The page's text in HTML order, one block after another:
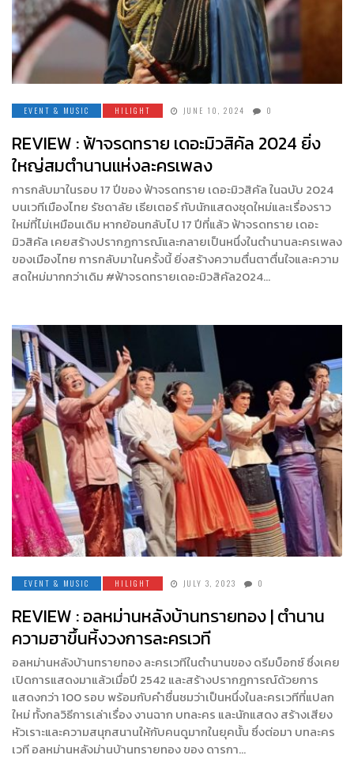
EVENT & MUSIC HILIGHT JUNE 10, 2024 0
REVIEW : ฟ้าจรดทราย เดอะมิวสิคัล 2024 ยิ่ง
ใหญ่สมตำนานแห่งละครเพลง
การกลับมาในรอบ 17 ปีของ ฟ้าจรดทราย เดอะมิวสิคัล ในฉบับ 2024
บนเวทีเมืองไทย รัชดาลัย เธียเตอร์ กับนักแสดงชุดใหม่และเรื่องราว
ใหม่ที่ไม่เหมือนเดิม หากย้อนกลับไป 17 ปีที่แล้ว ฟ้าจรดทราย เดอะ
มิวสิคัล เคยสร้างปรากฏการณ์และกลายเป็นหนึ่งในตำนานละครเพลง
ของเมืองไทย การกลับมาในครั้งนี้ ยิ่งสร้างความตื่นตาตื่นใจและความ
สดใหม่มากกว่าเดิม #ฟ้าจรดทรายเดอะมิวสิคัล2024…
EVENT & MUSIC HILIGHT JULY 3, 2023 0
REVIEW : อลหม่านหลังบ้านทรายทอง | ตำนาน
ความฮาขึ้นหิ้งวงการละครเวที
อลหม่านหลังบ้านทรายทอง ละครเวทีในตำนานของ ดรีมบ็อกซ์ ซึ่งเคย
เปิดการแสดงมาแล้วเมื่อปี 2542 และสร้างปรากฎการณ์ด้วยการ
แสดงกว่า 100 รอบ พร้อมกับคำชื่นชมว่าเป็นหนึ่งในละครเวทีที่แปลก
ใหม่ ทั้งกลวิธีการเล่าเรื่อง งานฉาก บทละคร และนักแสดง สร้างเสียง
หัวเราะและความสนุกสนานให้กับคนดูมากในยุคนั้น ซึ่งต่อมา บทละคร
เวที อลหม่านหลังม่านบ้านทรายทอง ของ ดารกา…